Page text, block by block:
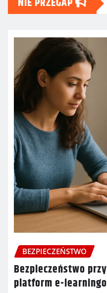
BEZPIECZEŃSTWO
Bezpieczeństwo
platform e-